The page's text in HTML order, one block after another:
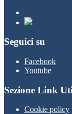
Seguici su
Facebook
Youtube
Sezione Link
Cookie policy